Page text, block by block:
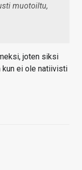
muotoiltu,
joten siksi
kun ei ole natiivisti